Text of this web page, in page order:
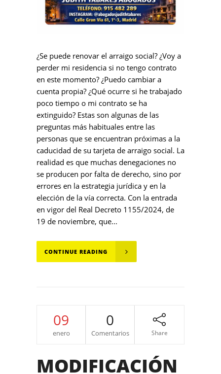
¿Se puede renovar el arraigo social? ¿Voy a
perder mi residencia si no tengo contrato
en este momento? ¿Puedo cambiar a
cuenta propia? ¿Qué ocurre si he trabajado
poco tiempo o mi contrato se ha
extinguido? Estas son algunas de las
preguntas más habituales entre las
personas que se encuentran próximas a la
caducidad de su tarjeta de arraigo social. La
realidad es que muchas denegaciones no
se producen por falta de derecho, sino por
errores en la estrategia jurídica y en la
elección de la vía correcta. Con la entrada
en vigor del Real Decreto 1155/2024, de
19 de noviembre, que...
CONTINUE READING
09
enero
0
Comentarios Share
MODIFICACIÓN